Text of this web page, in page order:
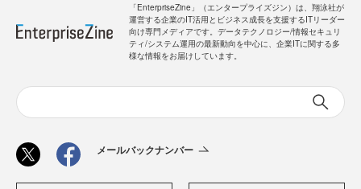
「EnterpriseZine」（エンタープライズジン）は、翔泳社が
運営する企業のIT活用とビジネス成長を支援するITリーダー
向け専門メディアです。データテクノロジー/情報セキュリ
ティ/システム運用の最新動向を中心に、企業ITに関する多
様な情報をお届けしています。
メールバックナンバー